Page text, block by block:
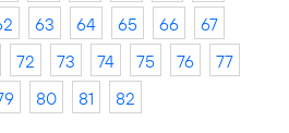
63 64 65 66
67
72 73 74 75 76
77
80 81 82